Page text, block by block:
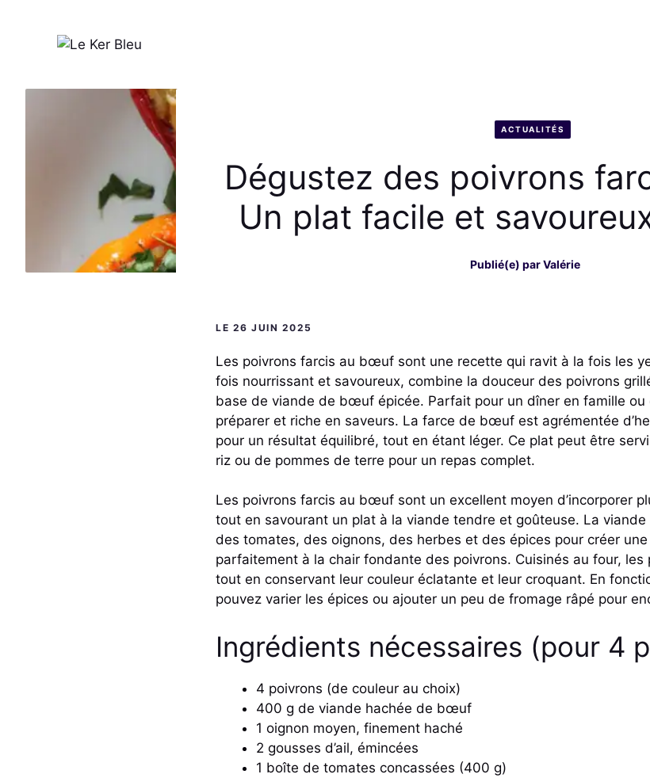
ACTUALITÉS
Dégustez des poivrons
Un plat facile et
Publié(e) parValérie
LE 26 JUIN 2025
Les poivrons farcis au bœuf sont une recette qui ravit à la fois les
fois nourrissant et savoureux, combine la douceur des poivrons
base de viande de bœuf épicée. Parfait pour un dîner en famille ou
préparer et riche en saveurs. La farce de bœuf est agrémentée
pour un résultat équilibré, tout en étant léger. Ce plat peut être
riz ou de pommes de terre pour un repas complet.
Les poivrons farcis au bœuf sont un excellent moyen d’incorporer
tout en savourant un plat à la viande tendre et goûteuse. La
des tomates, des oignons, des herbes et des épices pour créer
parfaitement à la chair fondante des poivrons. Cuisinés au four,
tout en conservant leur couleur éclatante et leur croquant. En
pouvez varier les épices ou ajouter un peu de fromage râpé pour
Ingrédients nécessaires (pour 4
4 poivrons (de couleur au choix)
400 g de viande hachée de bœuf
1 oignon moyen, finement haché
2 gousses d’ail, émincées
1 boîte de tomates concassées (400 g)